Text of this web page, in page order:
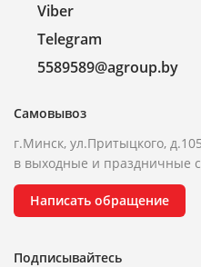
Viber
Telegram
5589589@agroup.by
Самовывоз
г.Минск, ул.Притыцкого,
в выходные и праздничные
Написать обращение
Подписывайтесь